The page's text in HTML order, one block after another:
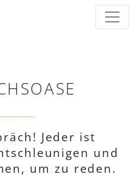
Jeder ist
und
um zu reden.